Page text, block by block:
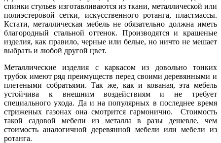
спинки стульев изготавливаются из ткани, металлической или
полиэстеровой сетки, искусственного ротанга, пластмассы.
Кстати, металлическая мебель не обязательно должна иметь
благородный стальной оттенок. Производятся и крашеные
изделия, как правило, черные или белые, но ничто не мешает
выбрать и любой другой цвет.
Металлические изделия с каркасом из довольно тонких
трубок имеют ряд преимуществ перед своими деревянными и
плетеными собратьями. Так же, как и кованая, эта мебель
устойчива к внешним воздействиям и не требует
специального ухода. Да и на популярных в последнее время
стриженых газонах она смотрится гармонично. Стоимость
такой садовой мебели из металла в разы дешевле, чем
стоимость аналогичной деревянной мебели или мебели из
ротанга.